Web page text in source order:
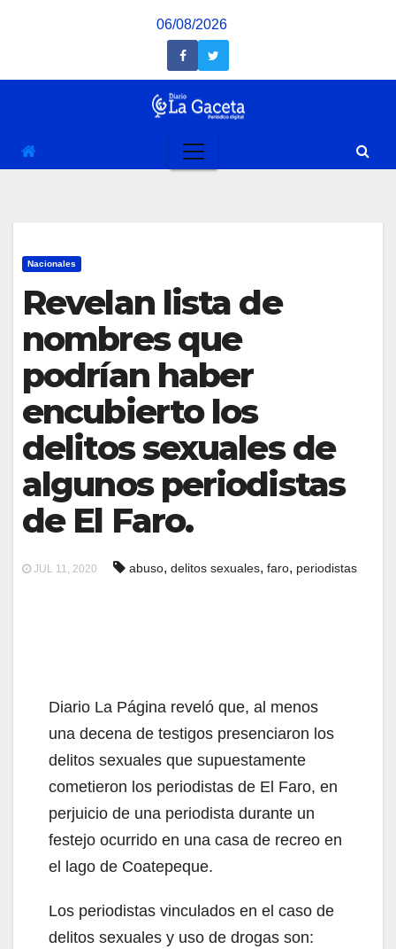
06/08/2026
Nacionales
Revelan lista de
nombres que
podrían haber
encubierto los
delitos sexuales de
algunos periodistas
de El Faro.
JUL 11, 2020 abuso, delitos sexuales, faro, periodistas
Diario La Página reveló que, al menos
una decena de testigos presenciaron los
delitos sexuales que supuestamente
cometieron los periodistas de El Faro, en
perjuicio de una periodista durante un
festejo ocurrido en una casa de recreo en
el lago de Coatepeque.
Los periodistas vinculados en el caso de
delitos sexuales y uso de drogas son: